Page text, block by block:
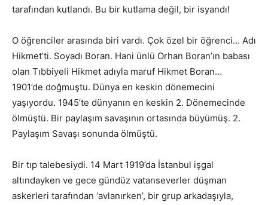
tarafından kutlandı. Bu bir kutlama değil, bir isyandı!
O öğrenciler arasında biri vardı. Çok özel bir öğrenci… Adı
Hikmet’ti. Soyadı Boran. Hani ünlü Orhan Boran’ın babası
olan Tıbbiyeli Hikmet adıyla maruf Hikmet Boran…
1901’de doğmuştu. Dünya en keskin dönemecini
yaşıyordu. 1945’te dünyanın en keskin 2. Dönemecinde
ölmüştü. Bir paylaşım savaşının ortasında büyümüş. 2.
Paylaşım Savaşı sonunda ölmüştü.
Bir tıp talebesiydi. 14 Mart 1919’da İstanbul işgal
altındayken ve gece gündüz vatanseverler düşman
askerleri tarafından ‘avlanırken’, bir grup arkadaşıyla,